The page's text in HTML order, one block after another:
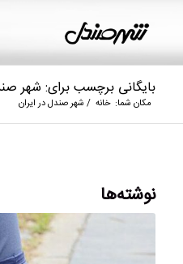
بایگانی برچسب برای: شهر
مکان شما: خانه / شهر صندل در ایران
نوشته‌ها